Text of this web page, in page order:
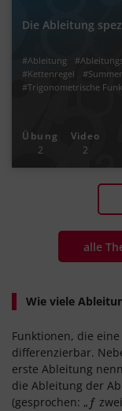
Die Ableitung
#Ableitung
#Kettenregel
#Trigonometrische
Übung
2
Video
2
alle
Wie viele
Funktionen, die
differenzierbar.
erste Ableitung
die Ableitung der
(gesprochen: „ f
f